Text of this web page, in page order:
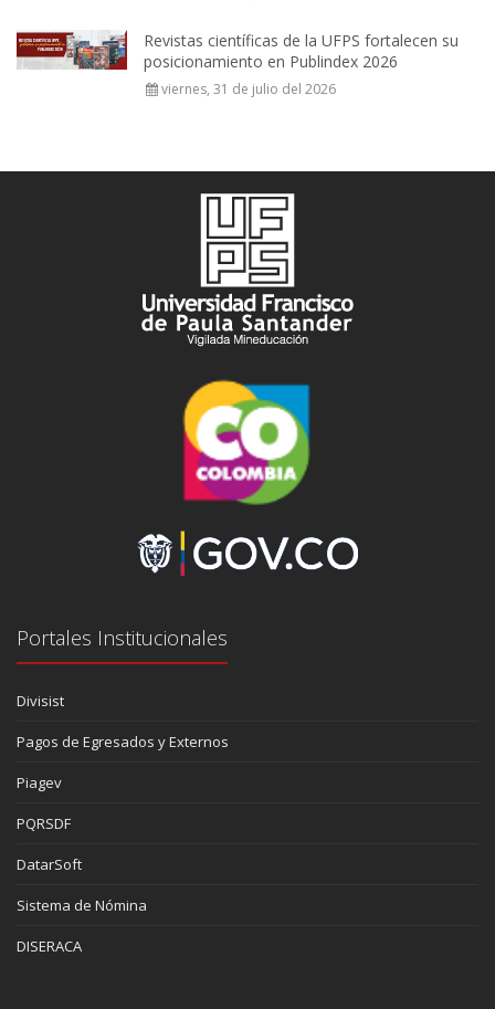
Revistas científicas de la UFPS fortalecen su
posicionamiento en Publindex 2026
viernes, 31 de julio del 2026
Portales Institucionales
Divisist
Pagos de Egresados y Externos
Piagev
PQRSDF
DatarSoft
Sistema de Nómina
DISERACA